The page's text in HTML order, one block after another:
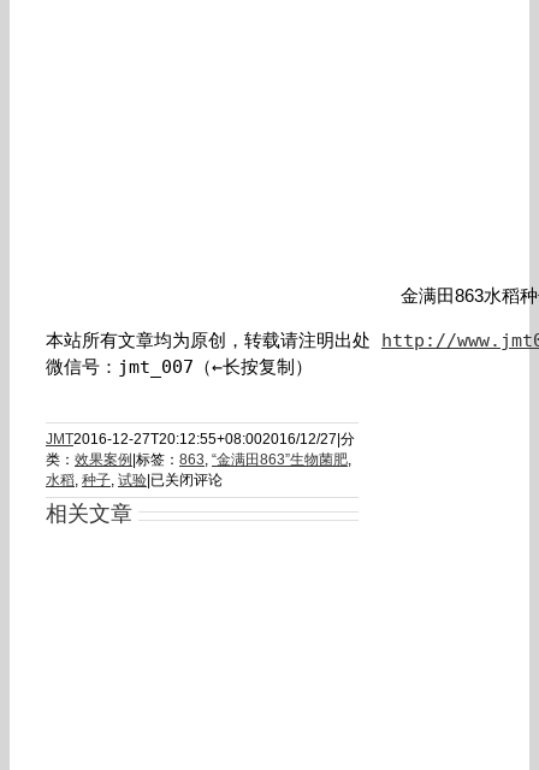
金满田863水稻
本站所有文章均为原创，转载请注明出处 http://
微信号：jmt_007（←长按复制）
JMT2016-12-27T20:12:55+08:002016/12/27 分
类： 效果案例 标签： 863, “金满田863”生物菌肥,
水稻, 种子, 试验 水
稻
施
已关闭评论
相关文章